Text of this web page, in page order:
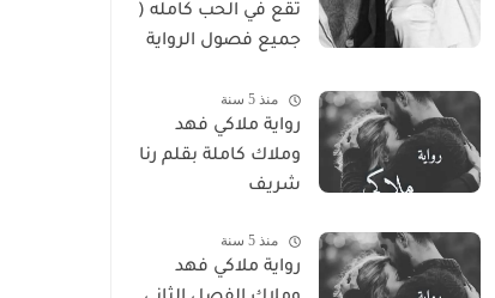
تقع في الحب كامله (
جميع فصول الرواية
منذ 5 سنة
رواية ملاكي فهد
وملاك كاملة بقلم رنا
شريف
منذ 5 سنة
رواية ملاكي فهد